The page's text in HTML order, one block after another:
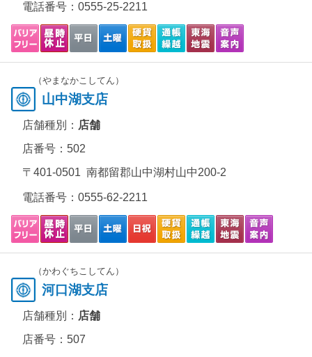
電話番号： 0555-25-2211
（やまなかこしてん）
山中湖支店
店舗種別： 店舗
店番号：502
〒401-0501 南都留郡山中湖村山中200-2
電話番号： 0555-62-2211
（かわぐちこしてん）
河口湖支店
店舗種別： 店舗
店番号：507